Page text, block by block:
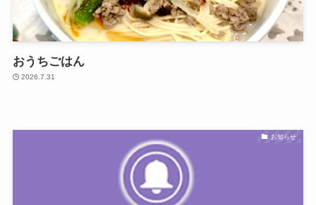
おうちごはん
2026.7.31
お知らせ